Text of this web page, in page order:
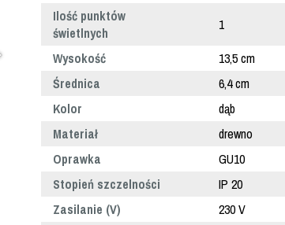
Ilość punktów
świetlnych
1
Wysokość
13,5 cm
Średnica
6,4 cm
Kolor
dąb
Materiał
drewno
Oprawka
GU10
Stopień szczelności
IP 20
Zasilanie (V)
230 V